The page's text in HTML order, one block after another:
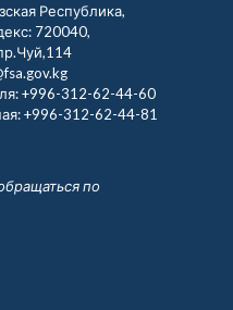
Республика,
720040,
+996-312-62-44-60
+996-312-62-44-81
по